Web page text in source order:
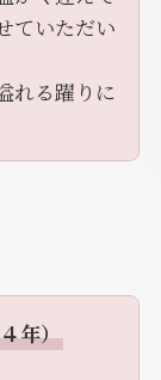
ていただい
れる躍りに
年）